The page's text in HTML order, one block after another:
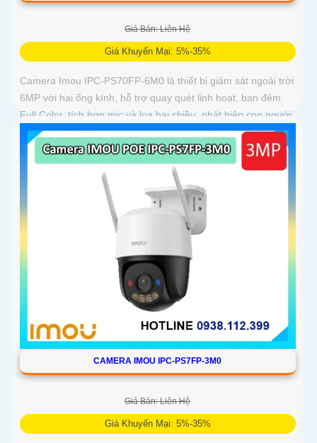
Giá Bán: Liên Hệ
Giá Khuyến Mại: 5%-35%
Camera Imou IPC-PS70FP-6M0 là thiết bị giám sát ngoài trời
6MP với hai ống kính, hỗ trợ quay quét linh hoạt, ban đêm
Full Color, tích hợp mic và loa hai chiều, phát hiện con người
và phương tiện, phù hợp lắp đặt cho gia đình, cửa hàng và
văn phòng
CAMERA IMOU IPC-PS7FP-3M0
Giá Bán: Liên Hệ
Giá Khuyến Mại: 5%-35%